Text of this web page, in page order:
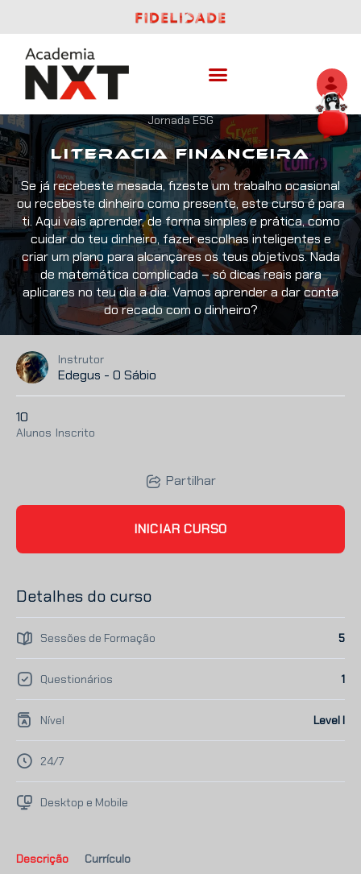
Jornada ESG
Literacia Financeira
Se já recebeste mesada, fizeste um trabalho ocasional
ou recebeste dinheiro como presente, este curso é para
ti. Aqui vais aprender, de forma simples e prática, como
cuidar do teu dinheiro, fazer escolhas inteligentes e
criar um plano para alcançares os teus objetivos. Nada
de matemática complicada – só dicas reais para
aplicares no teu dia a dia. Vamos aprender a dar conta
do recado com o dinheiro?
Instrutor
Edegus - O Sábio
10
Alunos Inscrito
Descrição Currículo
Partilhar
INICIAR CURSO
Detalhes do curso
Sessões de Formação 5
Questionários 1
Nível Level I
24/7
Desktop e Mobile